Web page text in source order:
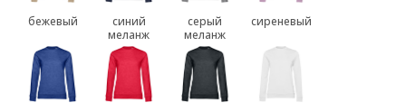
бежевый
синий
меланж
серый
меланж
сиреневый